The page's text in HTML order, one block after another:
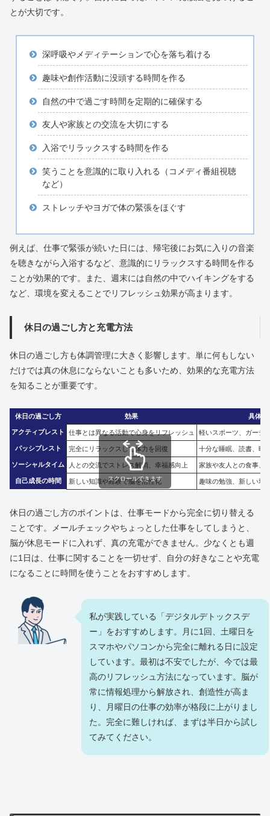
とが大切です。
深呼吸やメディテーションで心を落ち着ける
趣味や創作活動に没頭する時間を作る
自然の中で過ごす時間を定期的に確保する
友人や家族との交流を大切にする
入浴でリラックスする時間を作る
笑うことを意識的に取り入れる（コメディ番組視聴
など）
ストレッチやヨガで体の緊張をほぐす
例えば、仕事で緊張が続いた日には、帰宅後にお気に入りの音楽
を聴きながら入浴するなど、意識的にリラックスする時間を作る
ことが効果的です。また、週末には自然の中でハイキングをする
など、環境を変えることでリフレッシュ効果が高まります。
休日の過ごし方と充電方法
休日の過ごし方も体調管理に大きく影響します。単に何もしない
だけでは真の休息にならないことも多いため、効果的な充電方法
を知ることが重要です。
休日の過ごし方 効果 具体例
アクティブレスト 仕事とは異なる活動で心身をリフレッシュ 軽いスポーツ、ガーデ
パッシブレスト 完全にリラックスして体力を回復 十分な睡眠、読書、映
ソーシャルタイム 人との交流でストレス解消、幸福感向上 家族や友人との食事、
自己成長の時間 新しい知識や経験で脳を活性化 趣味の勉強、新しい場
スクロールできます
休日の過ごし方のポイントは、仕事モードから完全に切り替える
ことです。メールチェックやちょっとした仕事をしてしまうと、
脳が休息モードに入れず、真の充電ができません。少なくとも週
に1日は、仕事に関することを一切せず、自分の好きなことや充電
になることに時間を使うことをおすすめします。
私が実践している「デジタルデトックスデ
ー」をおすすめします。月に1回、土曜日を
スマホやパソコンから完全に離れる日に設定
しています。最初は不安でしたが、今では最
高のリフレッシュ方法になっています。脳が
常に情報処理から解放され、創造性が高ま
り、月曜日の仕事の効率が格段に上がりまし
た。完全に難しければ、まずは半日から試し
てみてください。